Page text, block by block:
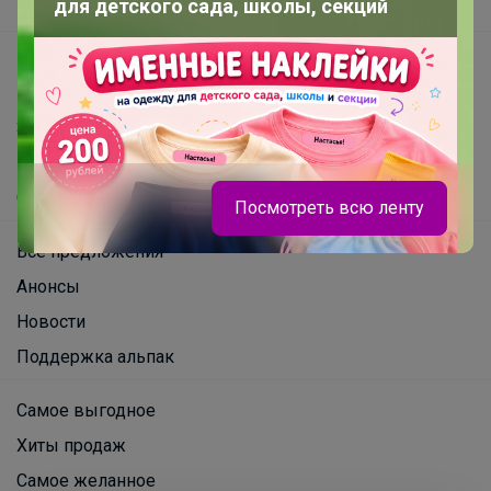
Вакансии
support@24-ok.ru
Написать в поддержку
Защита покупателя
Помощь
О нас
Все предложения
Анонсы
Новости
Поддержка альпак
Самое выгодное
Хиты продаж
Самое желанное
для детского сада, школы, секций
Посмотреть всю ленту